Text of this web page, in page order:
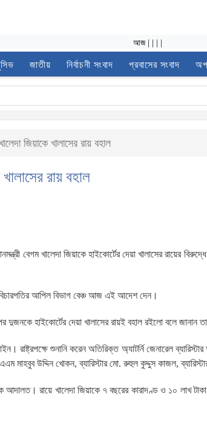
আজ
জাতীয় নির্বাচনী সংবাদ প্রবাসের সংবাদ
জিয়াকে খালাসের রায় বহাল
রায় বহাল
বেগম খালেদা জিয়াকে হাইকোর্টের দেয়া খালাসের রায়ের
আপিল বিভাগ বেঞ্চ আজ এই আদেশ দেন।
হাইকোর্টের দেয়া খালাসের রায়ই বহাল রইলো বলে জানান
রাষ্ট্রপক্ষে শুনানি করেন অতিরিক্ত অ্যাটর্নি জেনারেল
মাহবুব উদ্দিন খোকন, ব্যারিস্টার মো. রুহুল কুদ্দুস কাজল,
আদালত। রায়ে খালেদা জিয়াকে ৭ বছরের কারাদণ্ড ও ১০ লাখ